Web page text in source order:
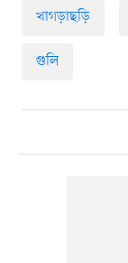
খাগড়াছড়ি
গুলি